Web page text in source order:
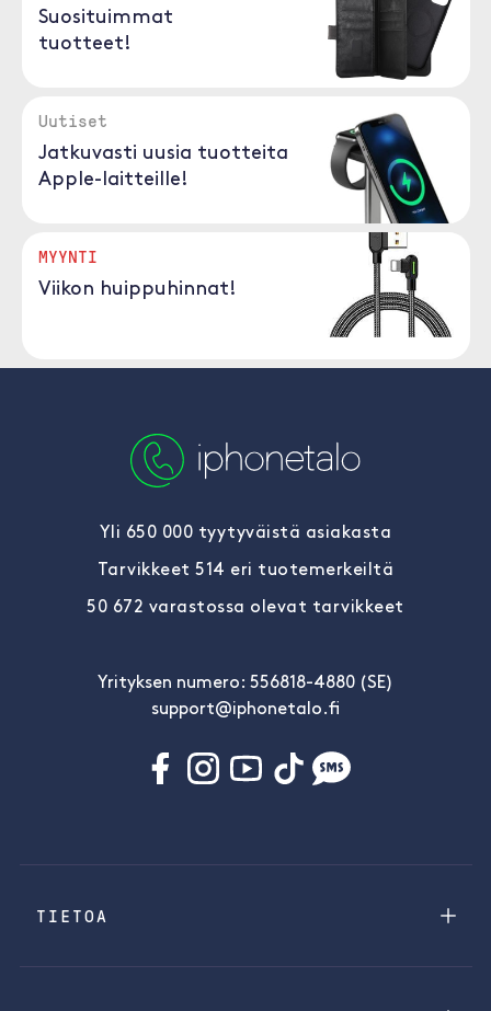
Suosituimmat
tuotteet!
Uutiset
Jatkuvasti uusia tuotteita
Apple-laitteille!
MYYNTI
Viikon huippuhinnat!
Yli 650 000 tyytyväistä asiakasta
Tarvikkeet 514 eri tuotemerkeiltä
50 672 varastossa olevat tarvikkeet
Yrityksen numero: 556818-4880 (SE)
support@iphonetalo.fi
TIETOA